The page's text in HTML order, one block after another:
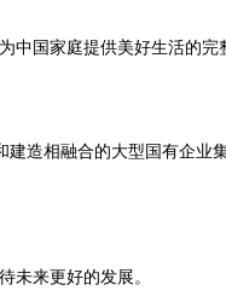
为中国家庭提供美好生活的完整
造相融合的大型国有企业集
来更好的发展。